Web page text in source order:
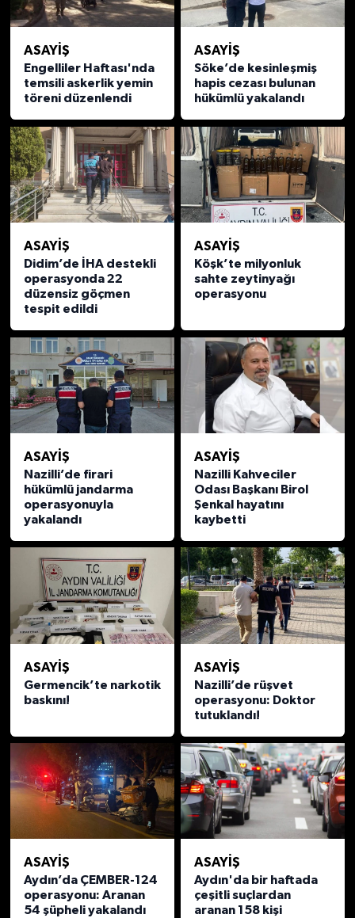
ASAYİŞ
Engelliler Haftası'nda
temsili askerlik yemin
töreni düzenlendi
ASAYİŞ
Söke’de kesinleşmiş
hapis cezası bulunan
hükümlü yakalandı
ASAYİŞ
Didim’de İHA destekli
operasyonda 22
düzensiz göçmen
tespit edildi
ASAYİŞ
Köşk’te milyonluk
sahte zeytinyağı
operasyonu
ASAYİŞ
Nazilli’de firari
hükümlü jandarma
operasyonuyla
yakalandı
ASAYİŞ
Nazilli Kahveciler
Odası Başkanı Birol
Şenkal hayatını
kaybetti
ASAYİŞ
Germencik’te narkotik
baskını!
ASAYİŞ
Nazilli’de rüşvet
operasyonu: Doktor
tutuklandı!
ASAYİŞ
Aydın’da ÇEMBER-124
operasyonu: Aranan
54 şüpheli yakalandı
ASAYİŞ
Aydın'da bir haftada
çeşitli suçlardan
aranan 158 kişi